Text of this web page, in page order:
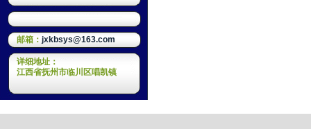
邮箱： jxkbsys@163.com
详细地址：
江西省抚州市临川区唱凯镇